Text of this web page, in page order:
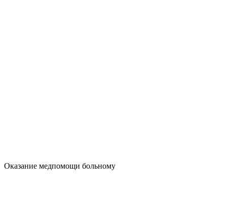
Оказание медпомощи больному